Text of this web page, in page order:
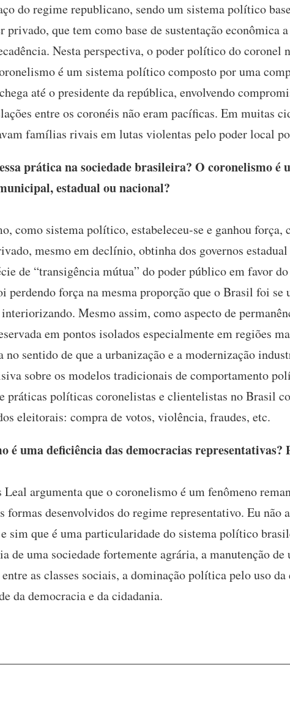
do regime republicano, sendo um sistema político
que tem como base de sustentação econômica
Nesta perspectiva, o poder político do coronel
é um sistema político composto por uma
até o presidente da república, envolvendo
entre os coronéis não eram pacíficas. Em muitas
famílias rivais em lutas violentas pelo poder local
prática na sociedade brasileira? O coronelismo é
estadual ou nacional?
como sistema político, estabeleceu-se e ganhou força,
mesmo em declínio, obtinha dos governos
de “transigência mútua” do poder público em favor
perdendo força na mesma proporção que o Brasil foi se
Mesmo assim, como aspecto de
em pontos isolados especialmente em regiões
sentido de que a urbanização e a modernização
sobre os modelos tradicionais de comportamento
práticas políticas coronelistas e clientelistas no Brasil
eleitorais: compra de votos, violência, fraudes, etc.
uma deficiência das democracias representativas?
argumenta que o coronelismo é um fenômeno
formas desenvolvidos do regime representativo. Eu não
sim que é uma particularidade do sistema político
de uma sociedade fortemente agrária, a manutenção
as classes sociais, a dominação política pelo uso
da democracia e da cidadania.